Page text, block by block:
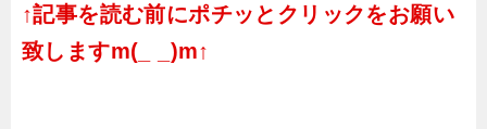
↑記事を読む前にポチッとクリックをお願い
致しますm(_ _)m↑